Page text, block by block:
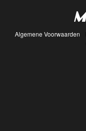
Algemene Voorwaarden